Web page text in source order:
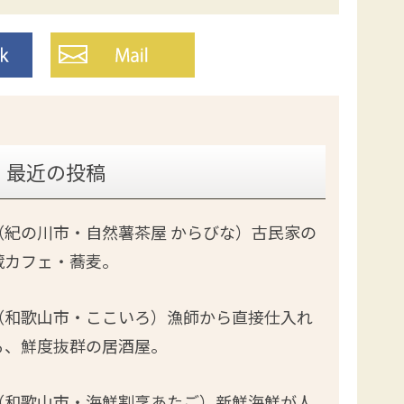
最近の投稿
紀の川市・自然薯茶屋 からびな）古民家の
フェ・蕎麦。
和歌山市・ここいろ）漁師から直接仕入れ
鮮度抜群の居酒屋。